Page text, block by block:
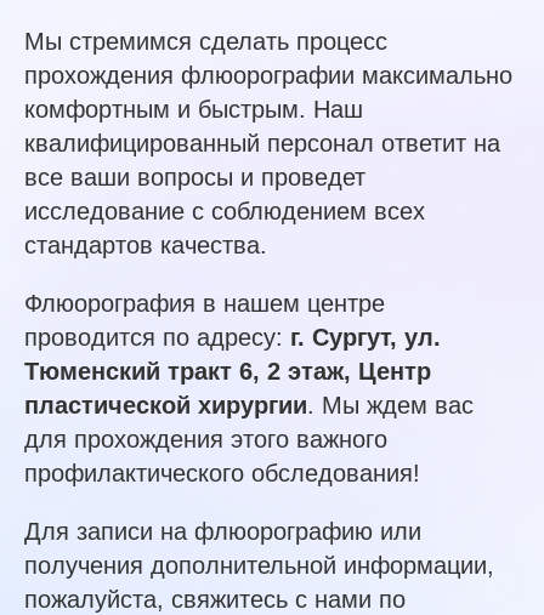
Мы стремимся сделать процесс
прохождения флюорографии максимально
комфортным и быстрым. Наш
квалифицированный персонал ответит на
все ваши вопросы и проведет
исследование с соблюдением всех
стандартов качества.
Флюорография в нашем центре
проводится по адресу: г. Сургут, ул.
Тюменский тракт 6, 2 этаж, Центр
пластической хирургии. Мы ждем вас
для прохождения этого важного
профилактического обследования!
Для записи на флюорографию или
получения дополнительной информации,
пожалуйста, свяжитесь с нами по